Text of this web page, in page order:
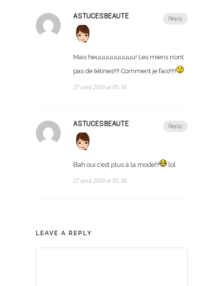
Reply
ASTUCESBEAUTÉ
Mais heuuuuuuuuuu! Les miens n’ont
pas de tétines!!!! Comment je fais!!!!!
27 avril 2010 at 05:16
Reply
ASTUCESBEAUTÉ
Bah oui c’est plus à la mode!!! lol
27 avril 2010 at 05:38
LEAVE A REPLY